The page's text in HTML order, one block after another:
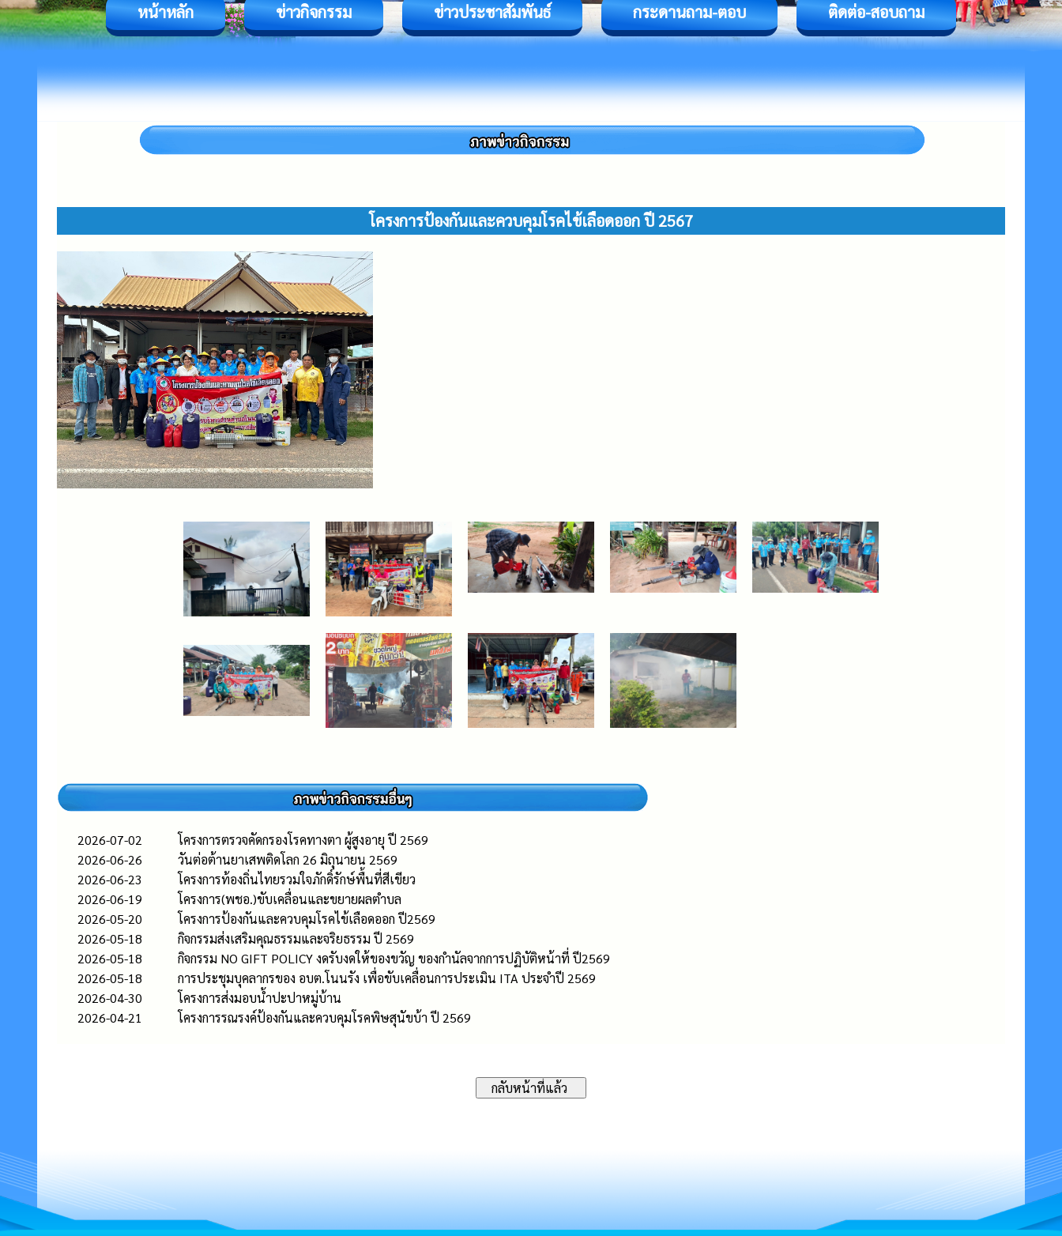
หน้าหลัก ข่าวกิจกรรม ข่าวประชาสัมพันธ์ กระดานถาม-ตอบ ติดต่อ-สอบถาม
โครงการป้องกันและควบคุมโรคไข้เลือดออก ปี 2567
2026-07-02
โครงการตรวจคัดกรองโรคทางตา ผู้สูงอายุ ปี 2569
2026-06-26
วันต่อต้านยาเสพติดโลก 26 มิถุนายน 2569
2026-06-23
โครงการท้องถิ่นไทยรวมใจภักดิ์รักษ์พื้นที่สีเขียว
2026-06-19
โครงการ(พชอ.)ขับเคลื่อนและขยายผลตำบล
2026-05-20
โครงการป้องกันและควบคุมโรคไข้เลือดออก ปี2569
2026-05-18
กิจกรรมส่งเสริมคุณธรรมและจริยธรรม ปี 2569
2026-05-18
กิจกรรม NO GIFT POLICY งดรับงดให้ของขวัญ ของกำนัลจากการปฏิบัติหน้าที่ ปี2569
2026-05-18
การประชุมบุคลากรของ อบต.โนนรัง เพื่อขับเคลื่อนการประเมิน ITA ประจำปี 2569
2026-04-30
โครงการส่งมอบน้ำปะปาหมู่บ้าน
2026-04-21
โครงการรณรงค์ป้องกันและควบคุมโรคพิษสุนัขบ้า ปี 2569